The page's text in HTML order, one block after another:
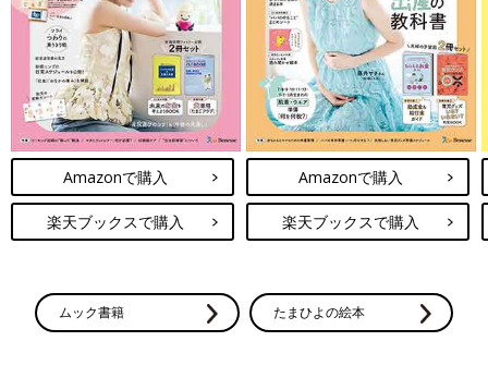
Amazonで購入
楽天ブックスで購入
Amazonで購入
楽天ブックスで購入
ムック書籍 たまひよの絵本